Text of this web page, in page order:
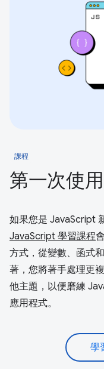
課程
第一次使
如果您是 JavaScript
JavaScript 學習課程
方式，從變數、函式
著，您將著手處理更
他主題，以便磨練
應用程式。
學